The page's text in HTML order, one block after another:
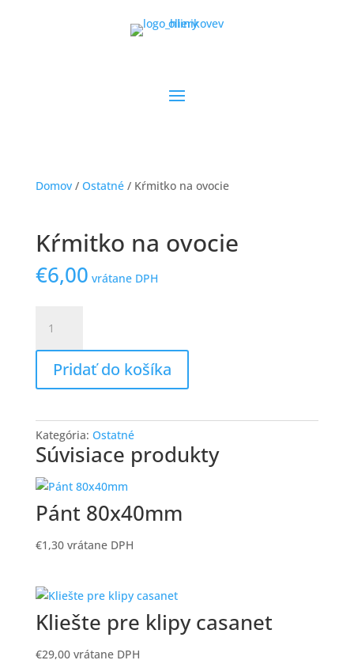
Domov/ Ostatné/ Kŕmitko na ovocie
Kŕmitko na ovocie
€6,00 vrátane DPH
Kŕmitko
na
ovociePridať do košíka
Kategória: Ostatné
Súvisiace produkty
Pánt 80x40mm
€1,30 vrátane DPH
Kliešte pre klipy casanet
€29,00 vrátane DPH